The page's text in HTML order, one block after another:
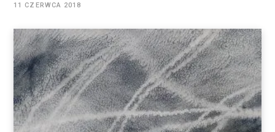
11 CZERWCA 2018